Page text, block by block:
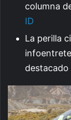
columna
ID
La perilla
destacado